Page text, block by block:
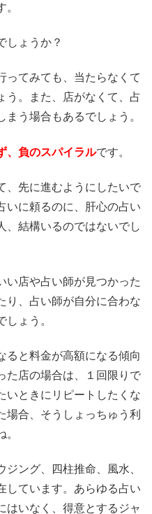
しょうか？
ってみても、当たらなくて
う。また、店がなくて、占
う場合もあるでしょう。
、負のスパイラルです。
、先に進むようにしたいで
いに頼るのに、肝心の占い
、結構いるのではないでし
い店や占い師が見つかった
り、占い師が自分に合わな
ょう。
ると料金が高額になる傾向
た店の場合は、１回限りで
いときにリピートしたくな
場合、そうしょっちゅう利
ング、四柱推命、風水、
しています。あらゆる占い
はいなく、得意とするジャ